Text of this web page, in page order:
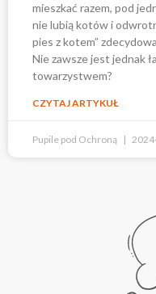
mieszkać razem, pod
nie lubią kotów i
pies z kotem”
Nie zawsze jest jednak
towarzystwem?
CZYTAJ ARTYKUŁ
Pupile pod Ochroną